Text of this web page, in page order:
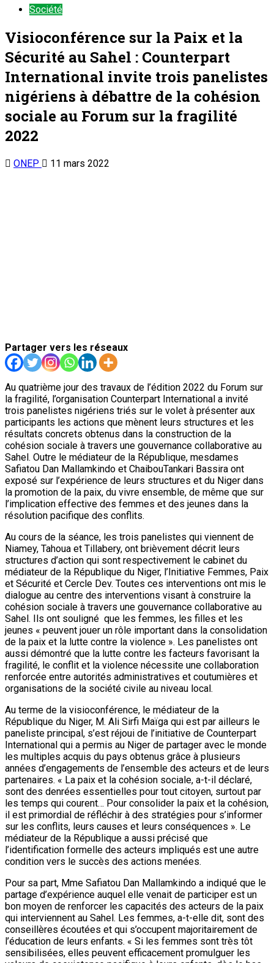
Société
Visioconférence sur la Paix et la
Sécurité au Sahel : Counterpart
International invite trois panelistes
nigériens à débattre de la cohésion
sociale au Forum sur la fragilité
2022
ONEP 11 mars 2022
Partager vers les réseaux
Au quatrième jour des travaux de l’édition 2022 du Forum sur
la fragilité, l’organisation Counterpart International a invité
trois panelistes nigériens triés sur le volet à présenter aux
participants les actions que mènent leurs structures et les
résultats concrets obtenus dans la construction de la
cohésion sociale à travers une gouvernance collaborative au
Sahel. Outre le médiateur de la République, mesdames
Safiatou Dan Mallamkindo et ChaibouTankari Bassira ont
exposé sur l’expérience de leurs structures et du Niger dans
la promotion de la paix, du vivre ensemble, de même que sur
l’implication effective des femmes et des jeunes dans la
résolution pacifique des conflits.
Au cours de la séance, les trois panelistes qui viennent de
Niamey, Tahoua et Tillabery, ont brièvement décrit leurs
structures d’action qui sont respectivement le cabinet du
médiateur de la République du Niger, l’Initiative Femmes, Paix
et Sécurité et Cercle Dev. Toutes ces interventions ont mis le
dialogue au centre des interventions visant à construire la
cohésion sociale à travers une gouvernance collaborative au
Sahel. Ils ont souligné que les femmes, les filles et les
jeunes « peuvent jouer un rôle important dans la consolidation
de la paix et la lutte contre la violence ». Les panelistes ont
aussi démontré que la lutte contre les facteurs favorisant la
fragilité, le conflit et la violence nécessite une collaboration
renforcée entre autorités administratives et coutumières et
organisations de la société civile au niveau local.
Au terme de la visioconférence, le médiateur de la
République du Niger, M. Ali Sirfi Maïga qui est par ailleurs le
paneliste principal, s’est réjoui de l’initiative de Counterpart
International qui a permis au Niger de partager avec le monde
les multiples acquis du pays obtenus grâce à plusieurs
années d’engagements de l’ensemble des acteurs et de leurs
partenaires. « La paix et la cohésion sociale, a-t-il déclaré,
sont des denrées essentielles pour tout citoyen, surtout par
les temps qui courent… Pour consolider la paix et la cohésion,
il est primordial de réfléchir à des stratégies pour s’informer
sur les conflits, leurs causes et leurs conséquences ». Le
médiateur de la République a aussi précisé que
l’identification formelle des acteurs impliqués est une autre
condition vers le succès des actions menées.
Pour sa part, Mme Safiatou Dan Mallamkindo a indiqué que le
partage d’expérience auquel elle venait de participer est un
bon moyen de renforcer les capacités des acteurs de la paix
qui interviennent au Sahel. Les femmes, a-t-elle dit, sont des
conseillères écoutées et qui s’occupent majoritairement de
l’éducation de leurs enfants. « Si les femmes sont très tôt
sensibilisées, elles peuvent efficacement promulguer les